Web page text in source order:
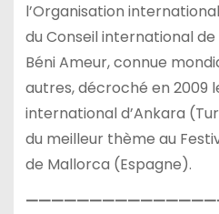
l’Organisation
du Conseil international
Béni Ameur, connue
autres, décroché en 2009
international d’Ankara
du meilleur thème au
de Mallorca (Espagne).